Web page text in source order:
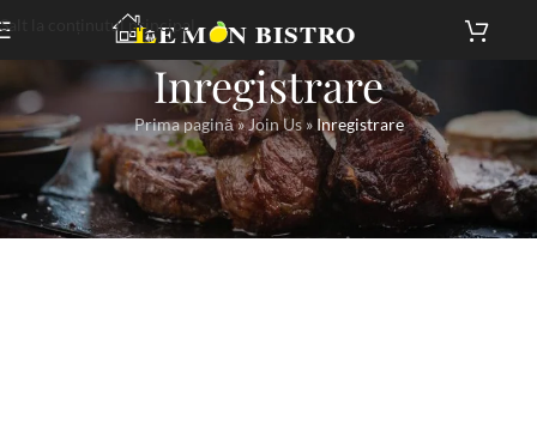
Salt la conținutul principal
Inregistrare
Prima pagină»Join Us» Inregistrare
Free membership is disabled on this site.